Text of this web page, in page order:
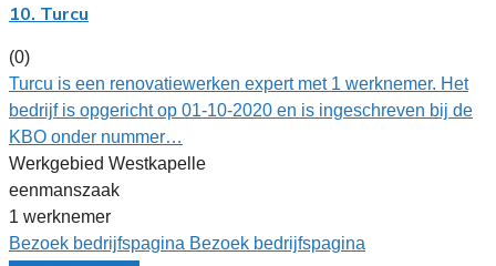
10. Turcu
(0)
Turcu is een renovatiewerken expert met 1 werknemer. Het
bedrijf is opgericht op 01-10-2020 en is ingeschreven bij de
KBO onder nummer…
Werkgebied Westkapelle
eenmanszaak
1 werknemer
Bezoek bedrijfspagina Bezoek bedrijfspagina